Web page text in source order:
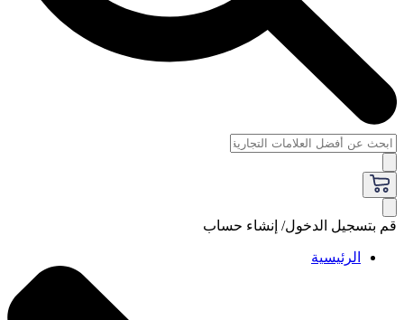
قم بتسجيل الدخول/ إنشاء حساب
الرئيسية